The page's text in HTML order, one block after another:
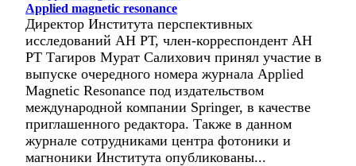
Applied magnetic resonance
Директор Института перспективных
исследований АН РТ, член-корреспондент АН
РТ Тагиров Мурат Салихович принял участие в
выпуске очередного номера журнала Applied
Magnetic Resonance под издательством
международной компании Springer, в качестве
приглашенного редактора. Также в данном
журнале сотрудниками центра фотоники и
магноники Института опубликованы...